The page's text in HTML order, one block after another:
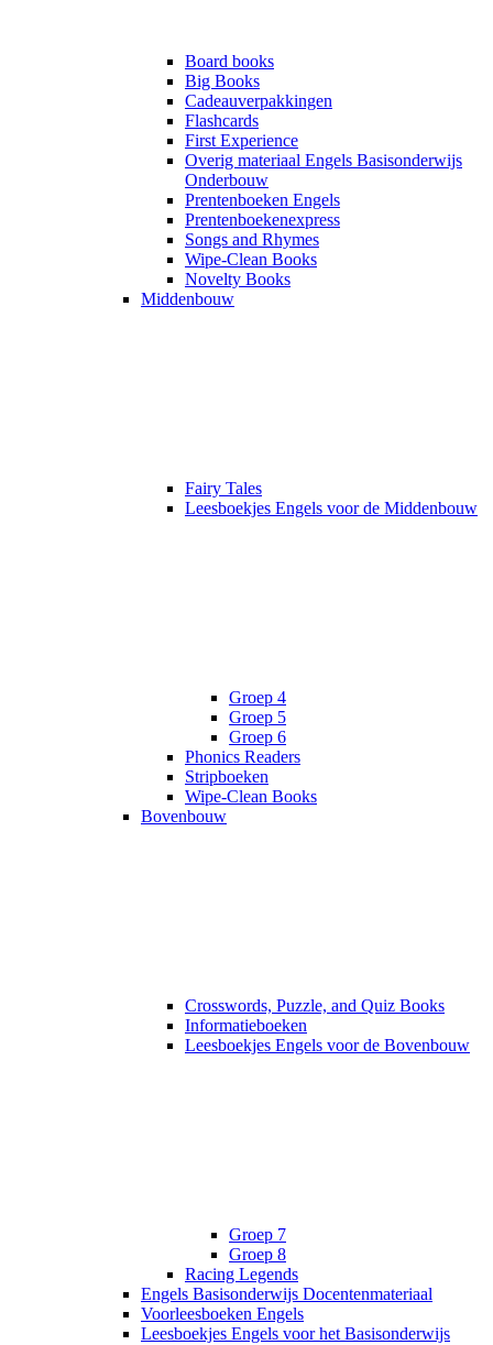
Board books
Big Books
Cadeauverpakkingen
Flashcards
First Experience
Overig materiaal Engels Basisonderwijs
Onderbouw
Prentenboeken Engels
Prentenboekenexpress
Songs and Rhymes
Wipe-Clean Books
Novelty Books
Middenbouw
Fairy Tales
Leesboekjes Engels voor de Middenbouw
Groep 4
Groep 5
Groep 6
Phonics Readers
Stripboeken
Wipe-Clean Books
Bovenbouw
Crosswords, Puzzle, and Quiz Books
Informatieboeken
Leesboekjes Engels voor de Bovenbouw
Groep 7
Groep 8
Racing Legends
Engels Basisonderwijs Docentenmateriaal
Voorleesboeken Engels
Leesboekjes Engels voor het Basisonderwijs